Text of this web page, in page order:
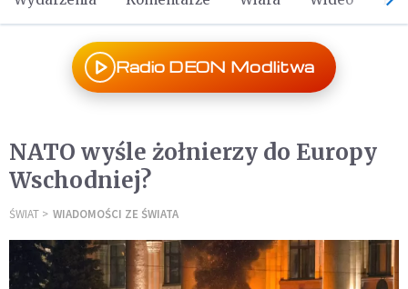
Radio DEON Modlitwa
NATO wyśle żołnierzy do Europy
Wschodniej?
ŚWIAT WIADOMOŚCI ZE ŚWIATA